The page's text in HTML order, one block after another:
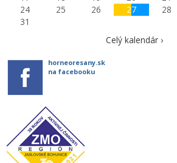
24
25 26 27 28
31
Celý kalendár ›
horneoresany.sk
na facebooku